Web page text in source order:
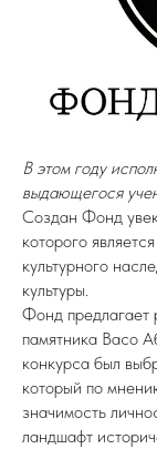
В этом году
выдающегося
Создан Фонд
которого
культурного
культуры.
Фонд предлагает
памятника Васо
конкурса был
который по
значимость
ландшафт